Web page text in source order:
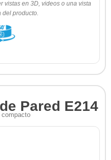
vistas en 3D, videos o una vista
del producto.
Pared E214
compacto